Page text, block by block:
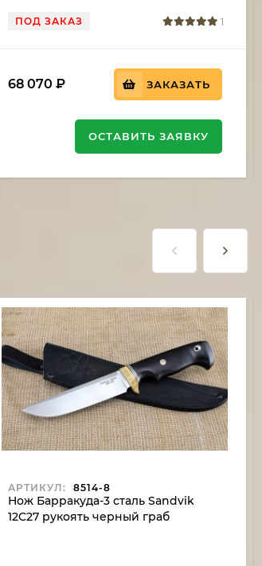
ПОД ЗАКАЗ 1
68 070 ₽ ЗАКАЗАТЬ
ОСТАВИТЬ ЗАЯВКУ
АРТИКУЛ: 8514-8
Нож Барракуда-3 сталь Sandvik
12C27 рукоять черный граб